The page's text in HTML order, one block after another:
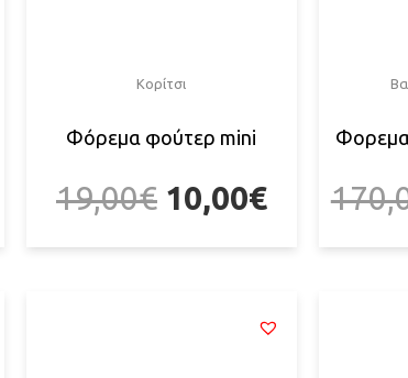
Κορίτσι
Φόρεμα φούτερ mini
19,00€ 10,00€